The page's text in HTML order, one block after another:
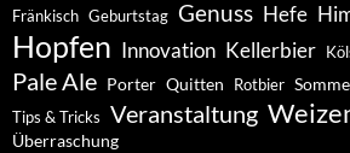
Fränkisch Geburtstag Genuss Hefe
Hopfen Innovation Kellerbier
Pale Ale Porter Quitten Rotbier
Tips & Tricks Veranstaltung
Überraschung